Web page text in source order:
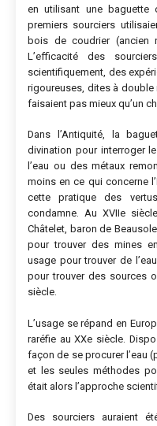
en utilisant une baguette
premiers sourciers
bois de coudrier (ancien
L’efficacité des
scientifiquement, des
rigoureuses, dites à
faisaient pas mieux qu’un
Dans l’Antiquité, la
divination pour interroger
l’eau ou des métaux
moins en ce qui concerne
cette pratique des
condamne. Au XVIIe
Châtelet, baron de
pour trouver des mines
usage pour trouver de
pour trouver des sources
siècle.
L’usage se répand en
raréfie au XXe siècle.
façon de se procurer l’eau
et les seules méthodes
était alors l’approche
Des sourciers auraient